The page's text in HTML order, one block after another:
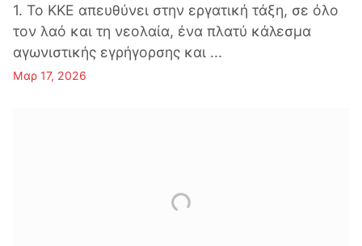
1. Το ΚΚΕ απευθύνει στην εργατική τάξη, σε όλο
τον λαό και τη νεολαία, ένα πλατύ κάλεσμα
αγωνιστικής εγρήγορσης και ...
Μαρ 17, 2026